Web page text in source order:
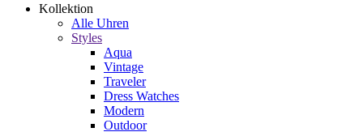
Kollektion
Alle Uhren
Styles
Aqua
Vintage
Traveler
Dress Watches
Modern
Outdoor